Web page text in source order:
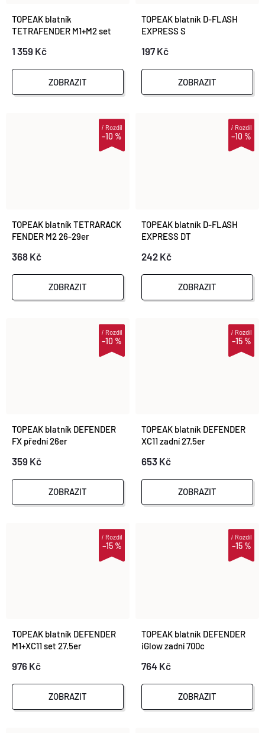
TOPEAK blatník
TETRAFENDER M1+M2 set
1 359 Kč
ZOBRAZIT
TOPEAK blatník D-FLASH
EXPRESS S
197 Kč
ZOBRAZIT
–10 %
iRozdíl
TOPEAK blatník TETRARACK
FENDER M2 26-29er
368 Kč
ZOBRAZIT
–10 %
iRozdíl
TOPEAK blatník D-FLASH
EXPRESS DT
242 Kč
ZOBRAZIT
–10 %
iRozdíl
TOPEAK blatník DEFENDER
FX přední 26er
359 Kč
ZOBRAZIT
–15 %
iRozdíl
TOPEAK blatník DEFENDER
XC11 zadní 27.5er
653 Kč
ZOBRAZIT
–15 %
iRozdíl
TOPEAK blatník DEFENDER
M1+XC11 set 27.5er
976 Kč
ZOBRAZIT
–15 %
iRozdíl
TOPEAK blatník DEFENDER
iGlow zadní 700c
764 Kč
ZOBRAZIT